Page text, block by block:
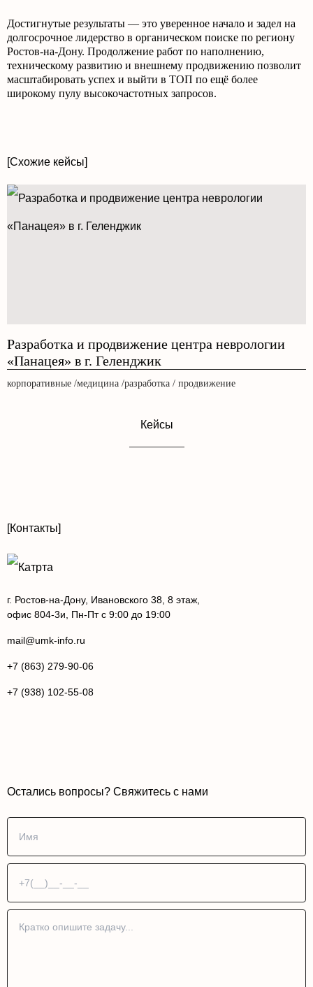
Достигнутые результаты — это уверенное начало и задел на
долгосрочное лидерство в органическом поиске по региону
Ростов-на-Дону. Продолжение работ по наполнению,
техническому развитию и внешнему продвижению позволит
масштабировать успех и выйти в ТОП по ещё более
широкому пулу высокочастотных запросов.
[Схожие кейсы]
Разработка и продвижение центра неврологии
«Панацея» в г. Геленджик
корпоративные /медицина /разработка / продвижение
Кейсы
[Контакты]
г. Ростов-на-Дону, Ивановского 38, 8 этаж,
офис 804-3и, Пн-Пт с 9:00 до 19:00
mail@umk-info.ru
+7 (863) 279-90-06
+7 (938) 102-55-08
Остались вопросы? Свяжитесь с нами